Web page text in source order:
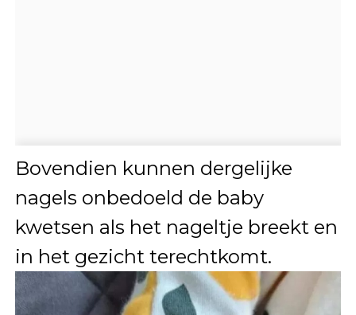
Bovendien kunnen dergelijke
nagels onbedoeld de baby
kwetsen als het nageltje breekt en
in het gezicht terechtkomt.